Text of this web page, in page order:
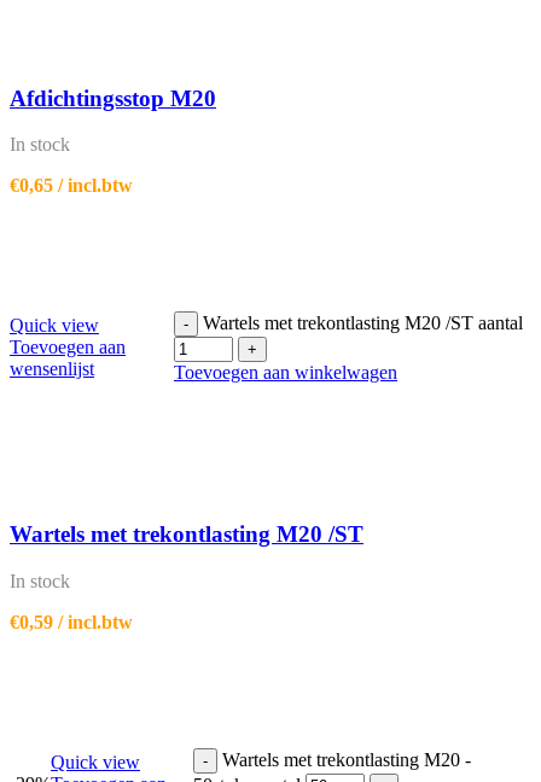
Afdichtingsstop M20
In stock
€0,65 / incl.btw
Quick view
Toevoegen aan
wensenlijst
- Wartels met trekontlasting M20 /ST aantal
+
Toevoegen aan winkelwagen
Wartels met trekontlasting M20 /ST
In stock
€0,59 / incl.btw
Quick view
-
Wartels met trekontlasting M20 -